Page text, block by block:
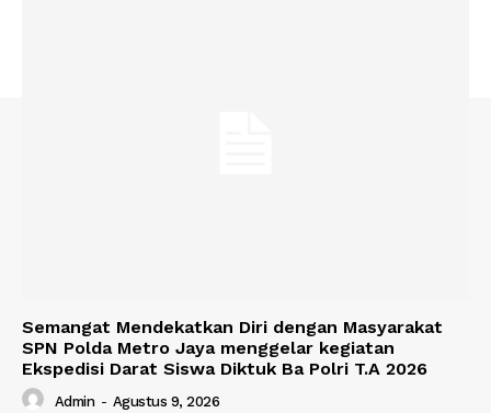
Semangat Mendekatkan Diri dengan Masyarakat
SPN Polda Metro Jaya menggelar kegiatan
Ekspedisi Darat Siswa Diktuk Ba Polri T.A 2026
Admin - Agustus 9, 2026